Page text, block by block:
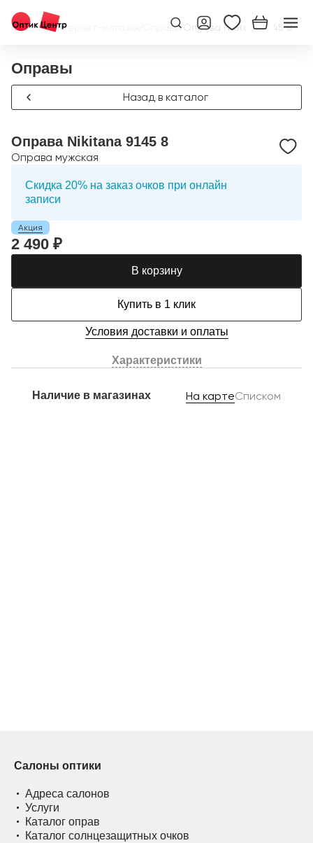
Главная/Интернет-магазин Оправы/Оправа Nikitana 9145 8
Оправы
Назад в каталог
Оправа Nikitana 9145 8
Оправа мужская
Скидка 20% на заказ очков при онлайн
записи
Акция
2 490 ₽
В корзину
Купить в 1 клик
Условия доставки и оплаты
Характеристики
Наличие в магазинах На картеСписком
Салоны оптики
Адреса салонов
Услуги
Каталог оправ
Каталог солнцезащитных очков